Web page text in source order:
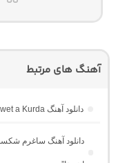
آهنگ های مرتبط
دانلود آهنگ Dawet a Kurda از Delal “هوش مصنوعی کرد ترند اینستا”
دانلود آهنگ ساغرم